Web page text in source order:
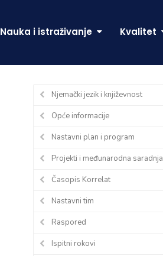
Nauka i istraživanje Kvalitet
Njemački jezik i književnost
Opće informacije
Nastavni plan i program
Projekti i međunarodna saradnja
Časopis Korrelat
Nastavni tim
Raspored
Ispitni rokovi